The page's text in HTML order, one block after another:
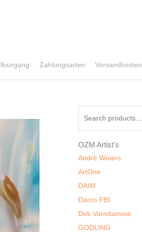
Zahlungsarten Versandkosten
OZM Artist's
André Weiers
ArtOne
DAIM
Darco FBI
Dirk Vorndamme
GODLING